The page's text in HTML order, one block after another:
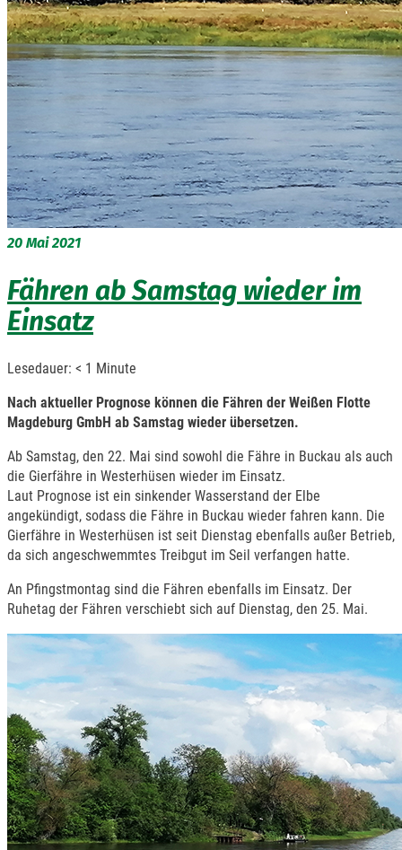
20 Mai 2021
Fähren ab Samstag wieder im
Einsatz
Lesedauer: < 1 Minute
Nach aktueller Prognose können die Fähren der Weißen Flotte
Magdeburg GmbH ab Samstag wieder übersetzen.
Ab Samstag, den 22. Mai sind sowohl die Fähre in Buckau als auch
die Gierfähre in Westerhüsen wieder im Einsatz.
Laut Prognose ist ein sinkender Wasserstand der Elbe
angekündigt, sodass die Fähre in Buckau wieder fahren kann. Die
Gierfähre in Westerhüsen ist seit Dienstag ebenfalls außer Betrieb,
da sich angeschwemmtes Treibgut im Seil verfangen hatte.
An Pfingstmontag sind die Fähren ebenfalls im Einsatz. Der
Ruhetag der Fähren verschiebt sich auf Dienstag, den 25. Mai.